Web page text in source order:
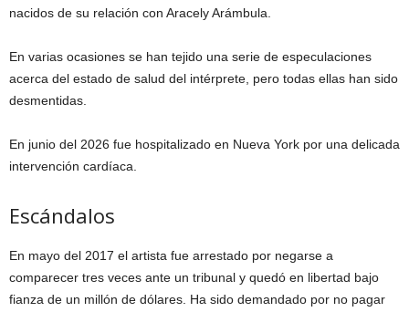
nacidos de su relación con Aracely Arámbula.
En varias ocasiones se han tejido una serie de especulaciones
acerca del estado de salud del intérprete, pero todas ellas han sido
desmentidas.
En junio del 2026 fue hospitalizado en Nueva York por una delicada
intervención cardíaca.
Escándalos
En mayo del 2017 el artista fue arrestado por negarse a
comparecer tres veces ante un tribunal y quedó en libertad bajo
fianza de un millón de dólares. Ha sido demandado por no pagar